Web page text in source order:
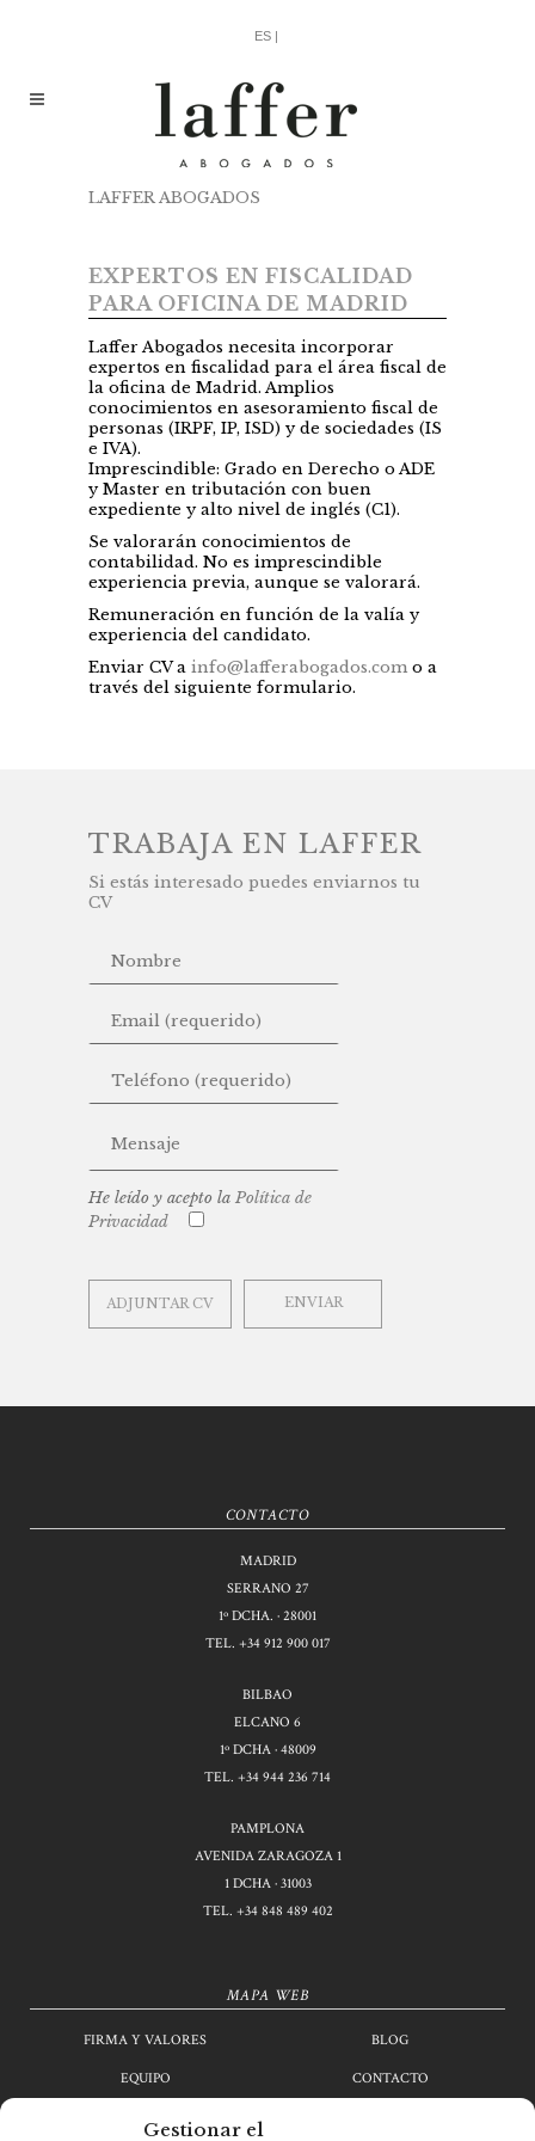
Gestionar el
ES |
LAFFER ABOGADOS
EXPERTOS EN FISCALIDAD
PARA OFICINA DE MADRID
Laffer Abogados necesita incorporar
expertos en fiscalidad para el área fiscal de
la oficina de Madrid. Amplios
conocimientos en asesoramiento fiscal de
personas (IRPF, IP, ISD) y de sociedades (IS
e IVA).
Imprescindible: Grado en Derecho o ADE
y Master en tributación con buen
expediente y alto nivel de inglés (C1).
Se valorarán conocimientos de
contabilidad. No es imprescindible
experiencia previa, aunque se valorará.
Remuneración en función de la valía y
experiencia del candidato.
Enviar CV a info@lafferabogados.com o a
través del siguiente formulario.
TRABAJA EN LAFFER
Si estás interesado puedes enviarnos tu
CV
He leído y acepto la Política de
Privacidad
ADJUNTAR CV
CONTACTO
MADRID
SERRANO 27
1º DCHA. · 28001
TEL. +34 912 900 017
BILBAO
ELCANO 6
1º DCHA · 48009
TEL. +34 944 236 714
PAMPLONA
AVENIDA ZARAGOZA 1
1 DCHA · 31003
TEL. +34 848 489 402
MAPA WEB
FIRMA Y VALORES
EQUIPO
BLOG
CONTACTO